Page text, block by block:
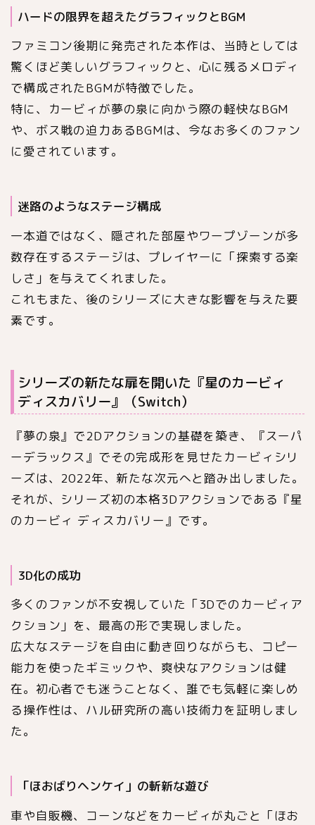
ハードの限界を超えたグラフィックとBGM
ファミコン後期に発売された本作は、当時としては
驚くほど美しいグラフィックと、心に残るメロディ
で構成されたBGMが特徴でした。
特に、カービィが夢の泉に向かう際の軽快なBGM
や、ボス戦の迫力あるBGMは、今なお多くのファン
に愛されています。
迷路のようなステージ構成
一本道ではなく、隠された部屋やワープゾーンが多
数存在するステージは、プレイヤーに「探索する楽
しさ」を与えてくれました。
これもまた、後のシリーズに大きな影響を与えた要
素です。
シリーズの新たな扉を開いた『星のカービィ
ディスカバリー』（Switch）
『夢の泉』で2Dアクションの基礎を築き、『スーパ
ーデラックス』でその完成形を見せたカービィシリ
ーズは、2022年、新たな次元へと踏み出しました。
それが、シリーズ初の本格3Dアクションである『星
のカービィ ディスカバリー』です。
3D化の成功
多くのファンが不安視していた「3Dでのカービィア
クション」を、最高の形で実現しました。
広大なステージを自由に動き回りながらも、コピー
能力を使ったギミックや、爽快なアクションは健
在。初心者でも迷うことなく、誰でも気軽に楽しめ
る操作性は、ハル研究所の高い技術力を証明しまし
た。
「ほおばりヘンケイ」の斬新な遊び
車や自販機、コーンなどをカービィが丸ごと「ほお